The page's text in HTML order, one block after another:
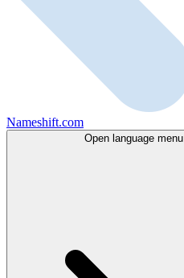
Nameshift.com
Open language menu